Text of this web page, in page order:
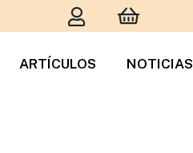
ARTÍCULOS NOTICIAS